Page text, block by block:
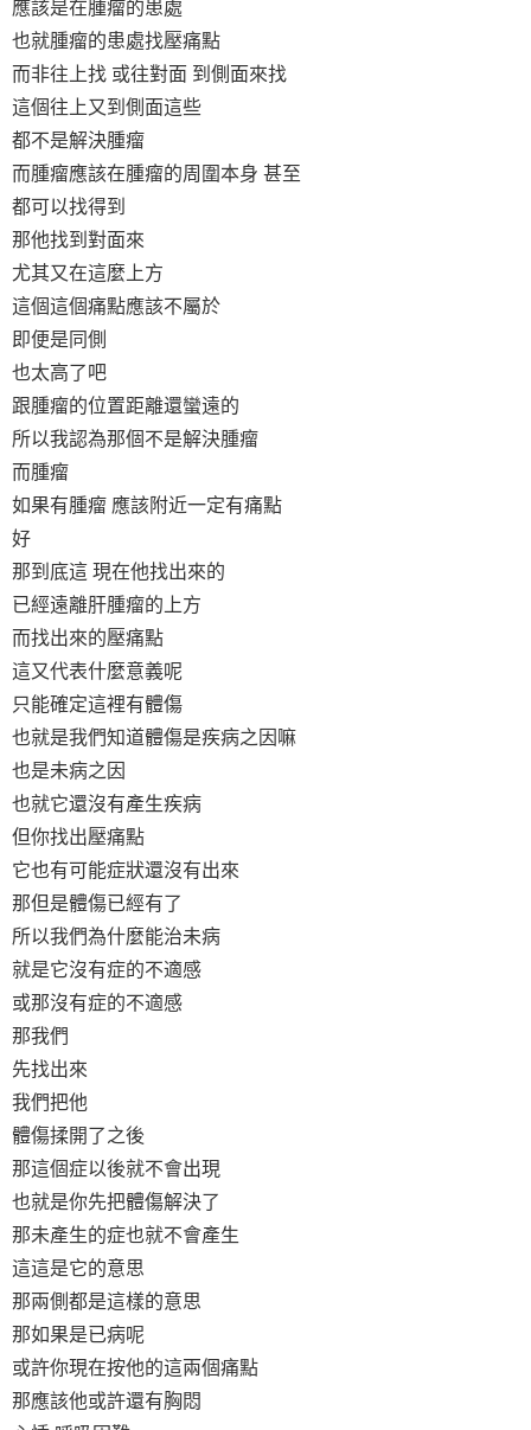
應該是在腫瘤的患處
也就腫瘤的患處找壓痛點
而非往上找 或往對面 到側面來找
這個往上又到側面這些
都不是解決腫瘤
而腫瘤應該在腫瘤的周圍本身 甚至
都可以找得到
那他找到對面來
尤其又在這麼上方
這個這個痛點應該不屬於
即便是同側
也太高了吧
跟腫瘤的位置距離還蠻遠的
所以我認為那個不是解決腫瘤
而腫瘤
如果有腫瘤 應該附近一定有痛點
好
那到底這 現在他找出來的
已經遠離肝腫瘤的上方
而找出來的壓痛點
這又代表什麼意義呢
只能確定這裡有體傷
也就是我們知道體傷是疾病之因嘛
也是未病之因
也就它還沒有產生疾病
但你找出壓痛點
它也有可能症狀還沒有出來
那但是體傷已經有了
所以我們為什麼能治未病
就是它沒有症的不適感
或那沒有症的不適感
那我們
先找出來
我們把他
體傷揉開了之後
那這個症以後就不會出現
也就是你先把體傷解決了
那未產生的症也就不會產生
這這是它的意思
那兩側都是這樣的意思
那如果是已病呢
或許你現在按他的這兩個痛點
那應該他或許還有胸悶